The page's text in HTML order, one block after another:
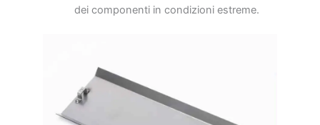
dei componenti in condizioni estreme.